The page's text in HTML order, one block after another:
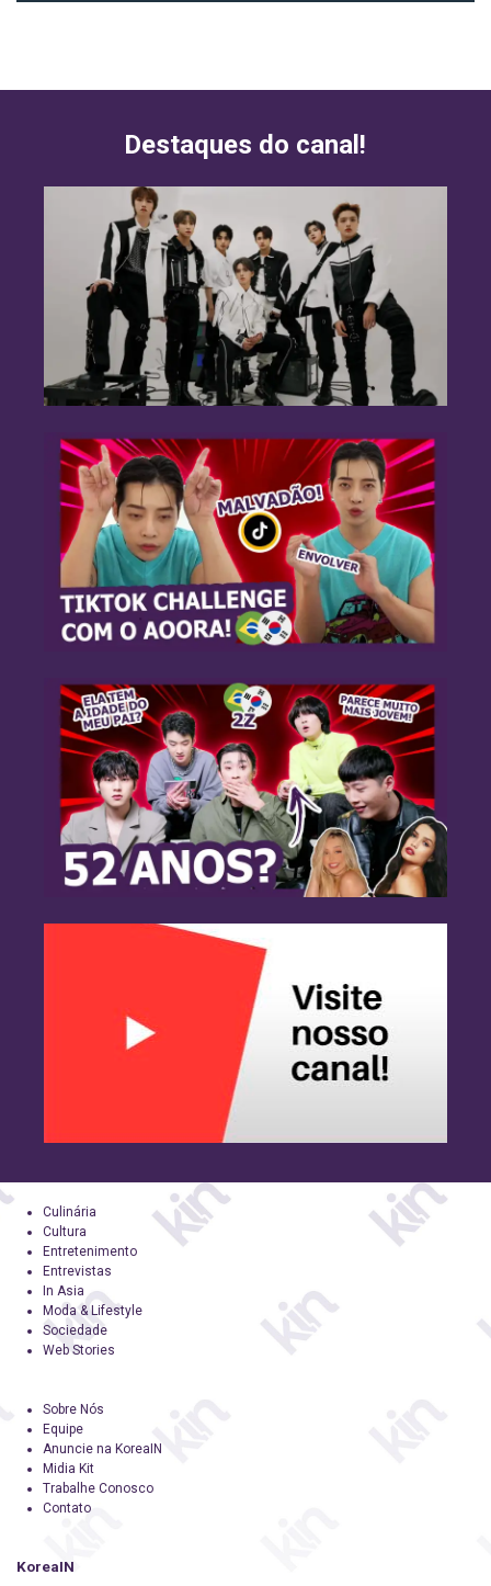
Destaques do canal!
Culinária
Cultura
Entretenimento
Entrevistas
In Asia
Moda & Lifestyle
Sociedade
Web Stories
Sobre Nós
Equipe
Anuncie na KoreaIN
Midia Kit
Trabalhe Conosco
Contato
KoreaIN